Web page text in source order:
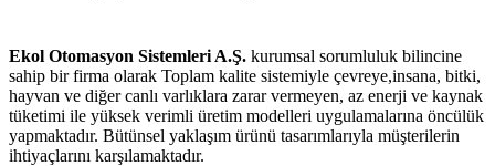
Ekol Otomasyon Sistemleri A.Ş. kurumsal sorumluluk bilincine
sahip bir firma olarak Toplam kalite sistemiyle çevreye,insana, bitki,
hayvan ve diğer canlı varlıklara zarar vermeyen, az enerji ve kaynak
tüketimi ile yüksek verimli üretim modelleri uygulamalarına öncülük
yapmaktadır. Bütünsel yaklaşım ürünü tasarımlarıyla müşterilerin
ihtiyaçlarını karşılamaktadır.